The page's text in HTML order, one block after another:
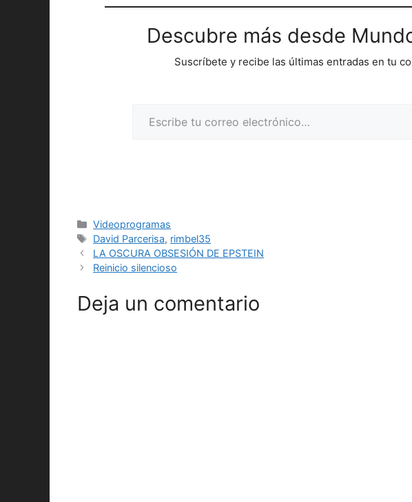
Descubre más desde
Suscríbete y recibe las últimas entradas en tu
Categorías
Videoprogramas
Etiquetas
David Parcerisa, rimbel35
LA OSCURA OBSESIÓN DE EPSTEIN
Reinicio silencioso
Deja un comentario